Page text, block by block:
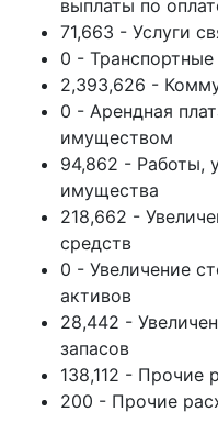
выплаты по
71,663 - Услуги
0 - Транспортные
2,393,626 -
0 - Арендная
имуществом
94,862 - Работы,
имущества
218,662 -
средств
0 - Увеличение
активов
28,442 -
запасов
138,112 - Прочие
200 - Прочие